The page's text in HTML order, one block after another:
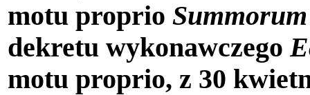
motu proprio
dekretu wykonawczego
motu proprio, z 30